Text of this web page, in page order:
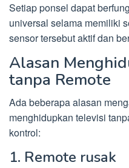
Setiap ponsel dapat
universal selama memiliki
sensor tersebut aktif dan
Alasan
tanpa Remote
Ada beberapa alasan
menghidupkan televisi
kontrol:
1. Remote rusak